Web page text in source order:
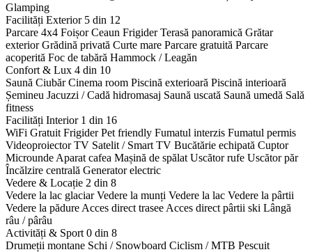
Glamping
Facilități Exterior 5 din 12
Parcare 4x4 Foișor Ceaun Frigider Terasă panoramică Grătar
exterior Grădină privată Curte mare Parcare gratuită Parcare
acoperită Foc de tabără Hammock / Leagăn
Confort & Lux 4 din 10
Saună Ciubăr Cinema room Piscină exterioară Piscină interioară
Șemineu Jacuzzi / Cadă hidromasaj Saună uscată Saună umedă Sală
fitness
Facilități Interior 1 din 16
WiFi Gratuit Frigider Pet friendly Fumatul interzis Fumatul permis
Videoproiector TV Satelit / Smart TV Bucătărie echipată Cuptor
Microunde Aparat cafea Mașină de spălat Uscător rufe Uscător păr
Încălzire centrală Generator electric
Vedere & Locație 2 din 8
Vedere la lac glaciar Vedere la munți Vedere la lac Vedere la pârtii
Vedere la pădure Acces direct trasee Acces direct pârtii ski Lângă
râu / pârâu
Activități & Sport 0 din 8
Drumeții montane Schi / Snowboard Ciclism / MTB Pescuit